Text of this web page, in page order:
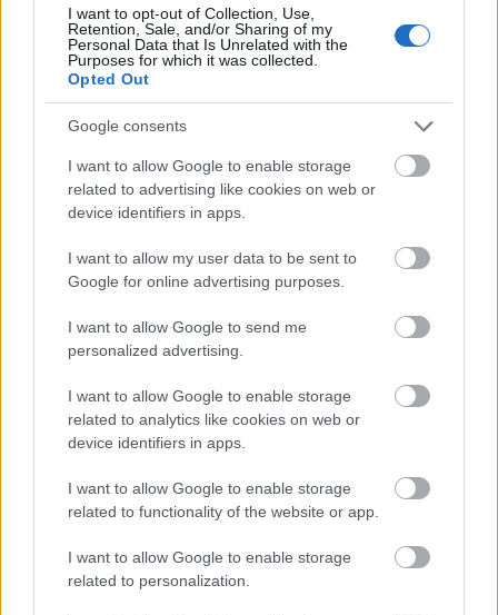
I want to opt-out of Collection, Use,
Retention, Sale, and/or Sharing of my
Personal Data that Is Unrelated with the
Purposes for which it was collected.
Opted Out
Google consents
I want to allow Google to enable storage
related to advertising like cookies on web or
device identifiers in apps.
I want to allow my user data to be sent to
Google for online advertising purposes.
I want to allow Google to send me
personalized advertising.
I want to allow Google to enable storage
related to analytics like cookies on web or
device identifiers in apps.
I want to allow Google to enable storage
related to functionality of the website or app.
I want to allow Google to enable storage
related to personalization.
Ullmann Mónika: „Nem mentünk fel
és nem ítélünk el senkit”
szinhaz szerk.• 2017. szeptember 05.
A Tagadj tagadj tagadj előadásában az edzőt játszó
szerepéről és karakterének indítékairól mesélt.